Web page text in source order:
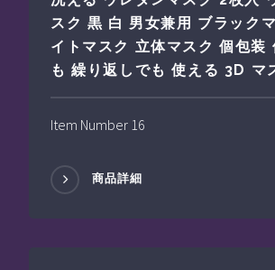
スク 黒 白 男女兼用 ブラック
イトマスク 立体マスク 個包装
も 繰り返しでも 使える 3D マ
Item Number 16
商品詳細